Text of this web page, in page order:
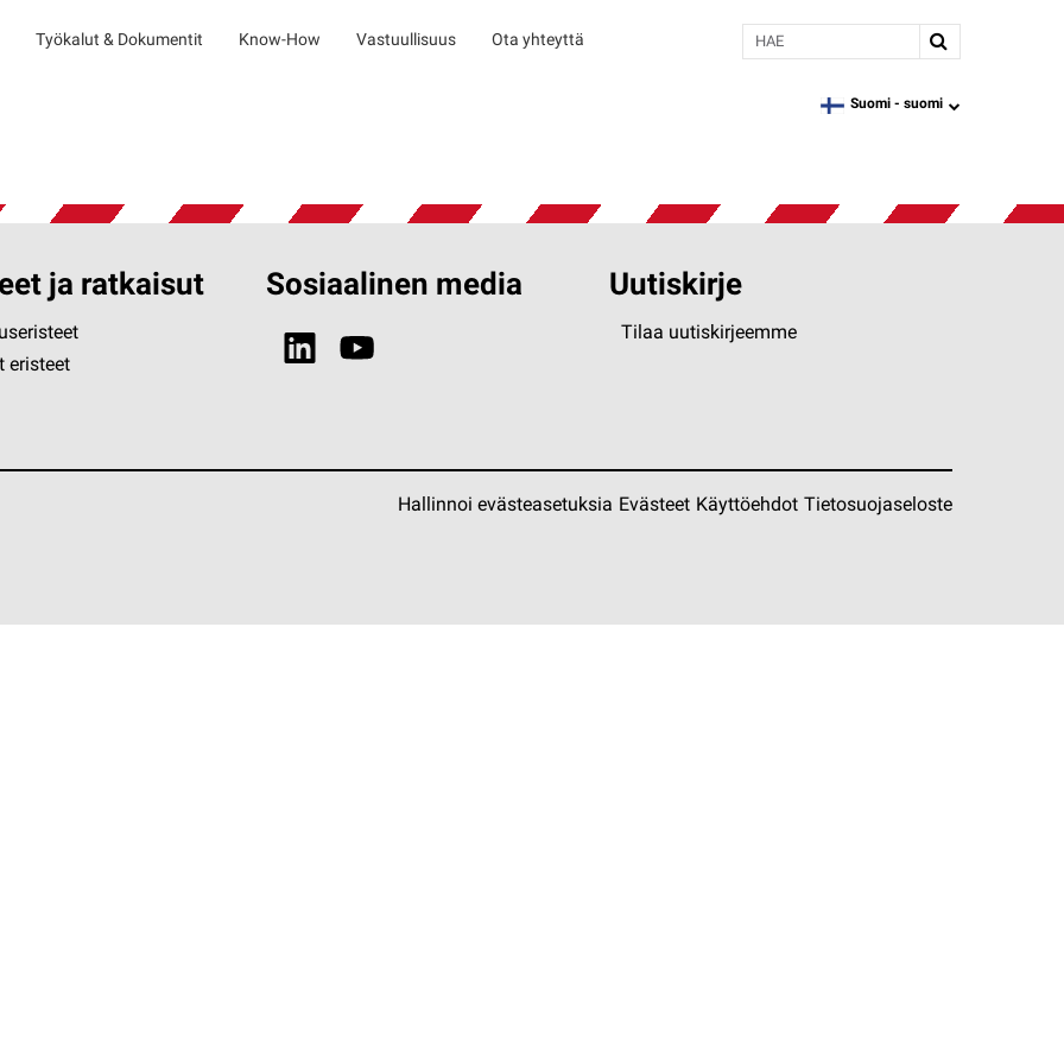
Työkalut & Dokumentit Know-How Vastuullisuus Ota yhteyttä Hae
language
Suomi - suomi
ja ratkaisut
eristeet
Sosiaalinen media Uutiskirje
Tilaa uutiskirjeemme
Hallinnoi evästeasetuksia Evästeet Käyttöehdot Tietosuojaseloste